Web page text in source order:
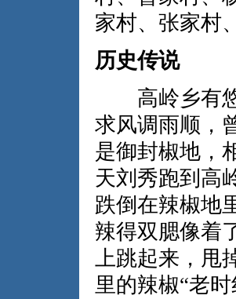
家村、张家村
历史传说
高岭乡有悠
求风调雨顺，
是御封椒地，
天刘秀跑到高
跌倒在辣椒地
辣得双腮像着
上跳起来，甩
里的辣椒“老